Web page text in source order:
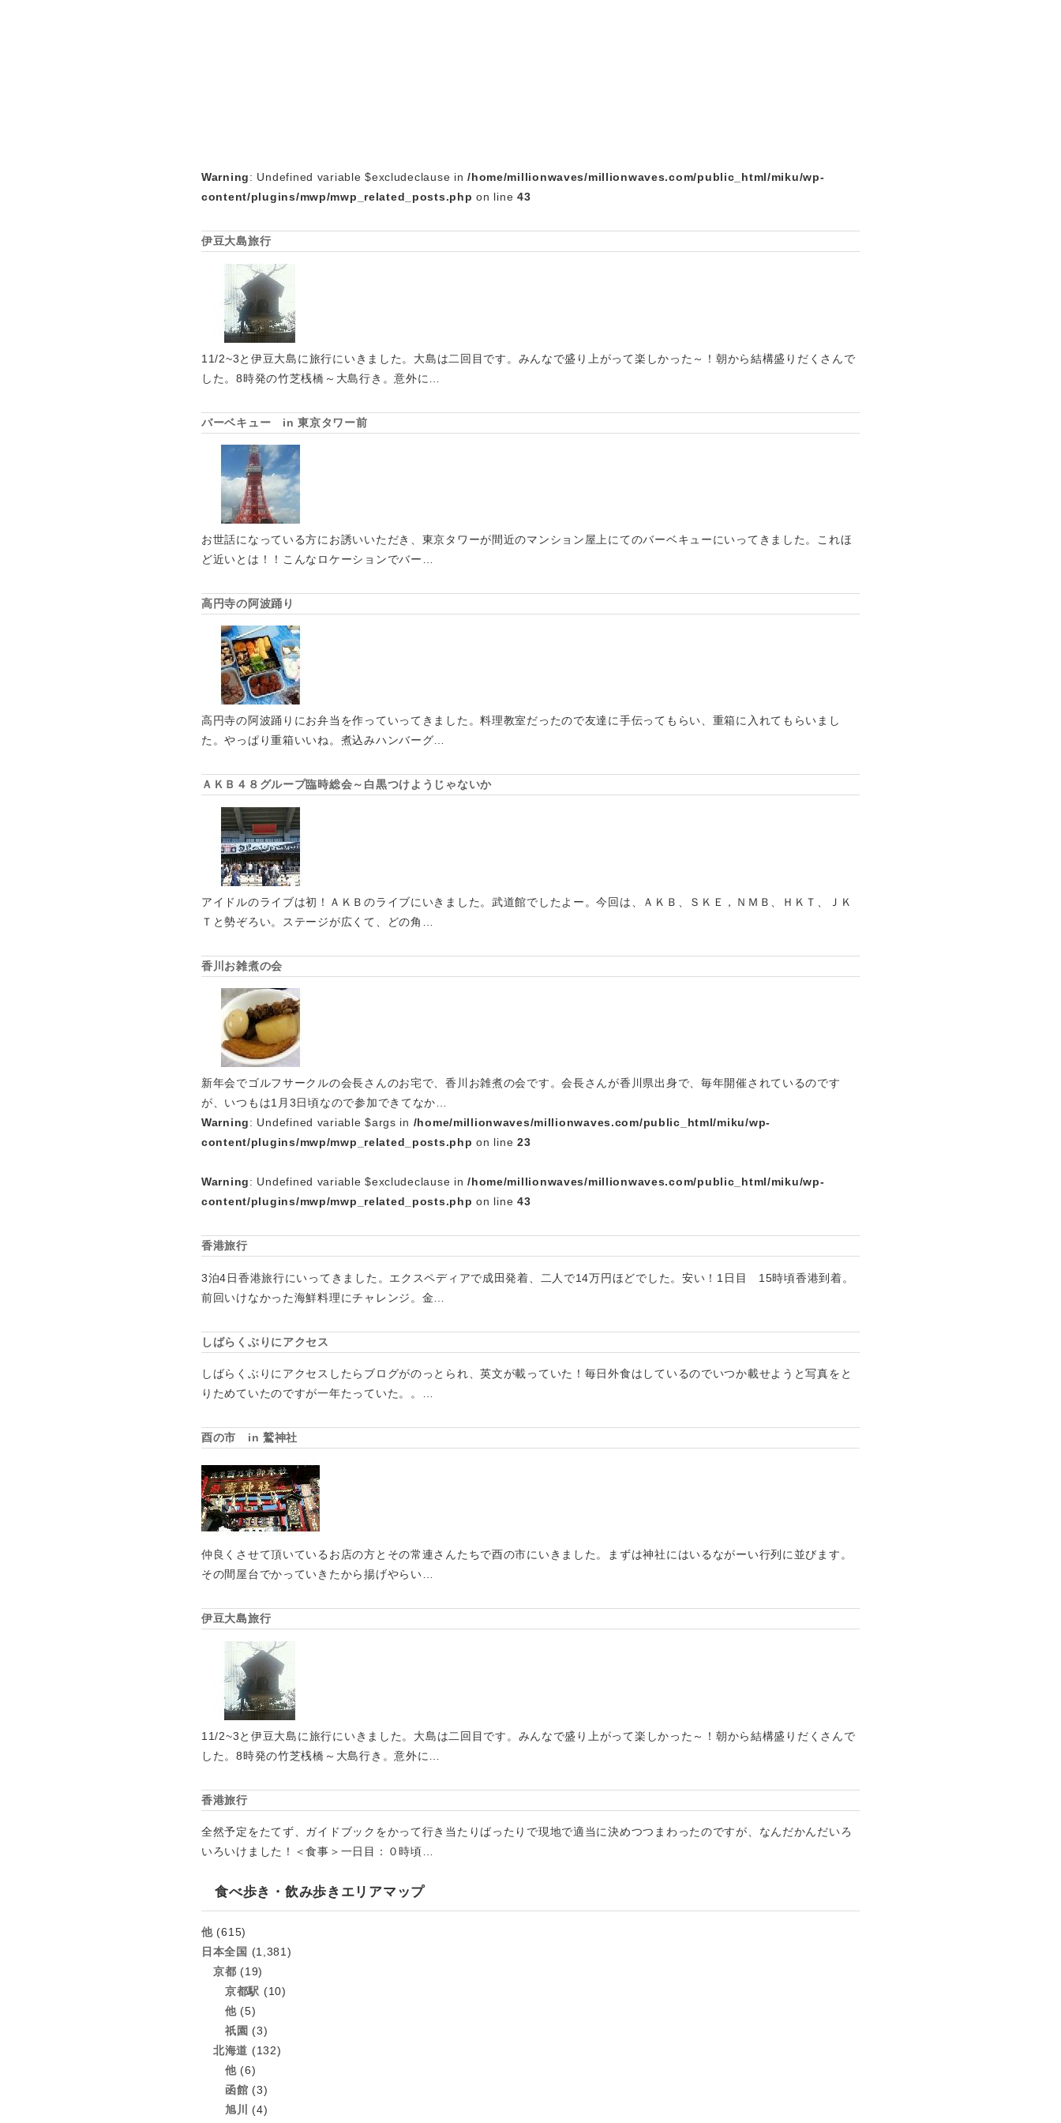
Warning: Undefined variable $excludeclause in/home/millionwaves/millionwaves.com/public_html/miku/wp-
content/plugins/mwp/mwp_related_posts.php on line43
伊豆大島旅行
11/2~3と伊豆大島に旅行にいきました。大島は二回目です。みんなで盛り上がって楽しかった～！朝から結構盛りだくさんで
した。8時発の竹芝桟橋～大島行き。意外に…
バーベキュー in 東京タワー前
お世話になっている方にお誘いいただき、東京タワーが間近のマンション屋上にてのバーベキューにいってきました。これほ
ど近いとは！！こんなロケーションでバー…
高円寺の阿波踊り
高円寺の阿波踊りにお弁当を作っていってきました。料理教室だったので友達に手伝ってもらい、重箱に入れてもらいまし
た。やっぱり重箱いいね。煮込みハンバーグ…
ＡＫＢ４８グループ臨時総会～白黒つけようじゃないか
アイドルのライブは初！ＡＫＢのライブにいきました。武道館でしたよー。今回は、ＡＫＢ、ＳＫＥ，ＮＭＢ、ＨＫＴ、ＪＫ
Ｔと勢ぞろい。ステージが広くて、どの角…
香川お雑煮の会
新年会でゴルフサークルの会長さんのお宅で、香川お雑煮の会です。会長さんが香川県出身で、毎年開催されているのです
が、いつもは1月3日頃なので参加できてなか…
Warning: Undefined variable $args in /home/millionwaves/millionwaves.com/public_html/miku/wp-
content/plugins/mwp/mwp_related_posts.php on line23
Warning: Undefined variable $excludeclause in/home/millionwaves/millionwaves.com/public_html/miku/wp-
content/plugins/mwp/mwp_related_posts.php on line43
香港旅行
3泊4日香港旅行にいってきました。エクスペディアで成田発着、二人で14万円ほどでした。安い！1日目 15時頃香港到着。
前回いけなかった海鮮料理にチャレンジ。金…
しばらくぶりにアクセス
しばらくぶりにアクセスしたらブログがのっとられ、英文が載っていた！毎日外食はしているのでいつか載せようと写真をと
りためていたのですが一年たっていた。。…
酉の市 in 鷲神社
仲良くさせて頂いているお店の方とその常連さんたちで酉の市にいきました。まずは神社にはいるながーい行列に並びます。
その間屋台でかっていきたから揚げやらい…
伊豆大島旅行
11/2~3と伊豆大島に旅行にいきました。大島は二回目です。みんなで盛り上がって楽しかった～！朝から結構盛りだくさんで
した。8時発の竹芝桟橋～大島行き。意外に…
香港旅行
全然予定をたてず、ガイドブックをかって行き当たりばったりで現地で適当に決めつつまわったのですが、なんだかんだいろ
いろいけました！＜食事＞一日目：０時頃…
食べ歩き・飲み歩きエリアマップ
他(615)
日本全国 (1,381)
京都 (19)
京都駅 (10)
他(5)
祇園 (3)
北海道 (132)
他(6)
函館 (3)
旭川
(4)